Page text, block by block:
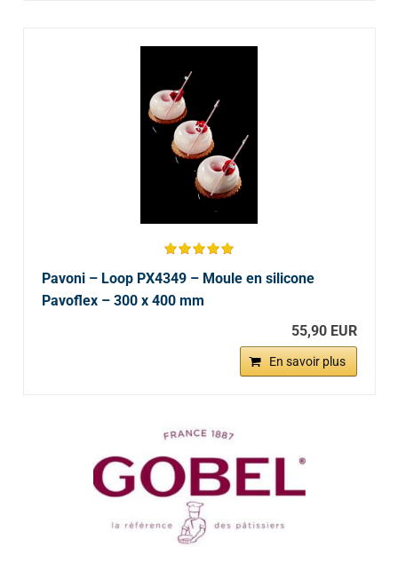
Pavoni – Loop PX4349 – Moule en silicone
Pavoflex – 300 x 400 mm
55,90 EUR
En savoir plus